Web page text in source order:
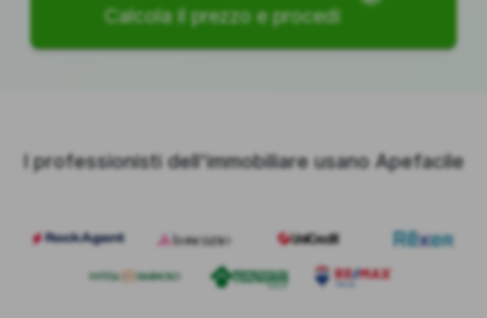
Calcola il prezzo e procedi
I professionisti dell'immobiliare usano Apefacile